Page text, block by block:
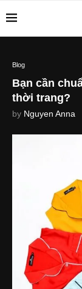
Blog
Bạn cần
thời trang?
by Nguyen Anna